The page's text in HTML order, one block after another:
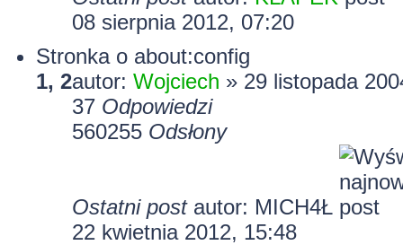
08 sierpnia 2012, 07:20
Stronka o about:config
1, 2autor: Wojciech » 29 listopada
37 Odpowiedzi
560255 Odsłony
Ostatni post autor: MICH4Ł
22 kwietnia 2012, 15:48